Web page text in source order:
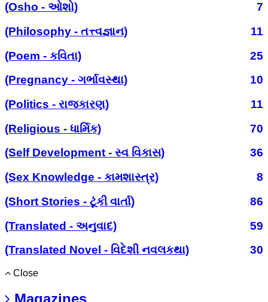
(Osho - ઓશો)
7
(Philosophy - તત્ત્વજ્ઞાન)
11
(Poem - કવિતા)
25
(Pregnancy - ગર્ભાવસ્થા)
10
(Politics - રાજકારણ)
11
(Religious - ધાર્મિક)
70
(Self Development - સ્વ વિકાસ)
36
(Sex Knowledge - કામશાસ્ત્ર)
8
(Short Stories - ટૂંકી વાર્તા)
86
(Translated - અનુવાદ)
59
(Translated Novel - વિદેશી નવલકથા)
30
Close
Magazines